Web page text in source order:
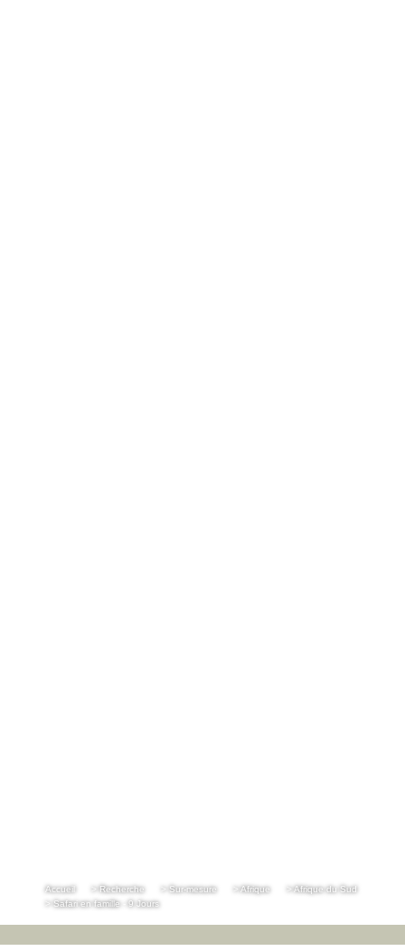
Accueil > Recherche > Sur-mesure > Afrique
> Afrique du Sud
> Safari en famille - 9 Jours